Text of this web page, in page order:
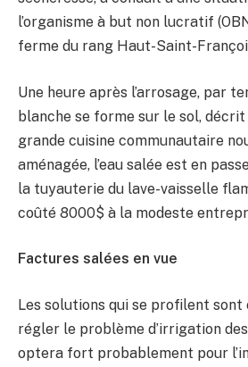
l’organisme à but non lucratif
ferme du rang Haut-Saint-
Une heure après l’arrosage, par
blanche se forme sur le sol,
grande cuisine communautaire
aménagée, l’eau salée est en
la tuyauterie du lave-vaisselle
coûté 8000$ à la modeste
Factures salées en vue
Les solutions qui se profilent sont
régler le problème d’irrigation
optera fort probablement pour